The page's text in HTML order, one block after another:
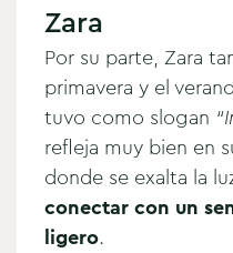
Zara
Por su parte, Zara
primavera y el
tuvo como slogan
refleja muy bien en
donde se exalta la
conectar con un
ligero.